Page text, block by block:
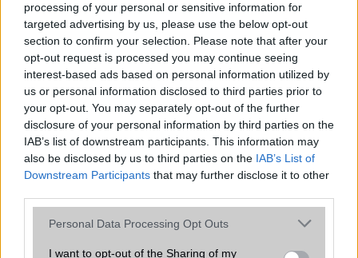
processing of your personal or sensitive information for
targeted advertising by us, please use the below opt-out
section to confirm your selection. Please note that after your
opt-out request is processed you may continue seeing
interest-based ads based on personal information utilized by
us or personal information disclosed to third parties prior to
your opt-out. You may separately opt-out of the further
disclosure of your personal information by third parties on the
IAB’s list of downstream participants. This information may
also be disclosed by us to third parties on the IAB’s List of
Downstream Participants that may further disclose it to other
Please note that this website/app uses one or more Google
not limited to your visit or usage behaviour. You may click to
Personal Data Processing Opt Outs
I want to opt-out of the Sharing of my
Végül azt is fontos tudni, hogy a mobiltelefonok összehasonlítása
során minden felhasználó egyéni preferenciákkal rendelkezik, így a
választásuk eltérhet. Azonban azok, akik számára fontos a nagyobb
kijelző, hosszabb üzemidő, hatékony
MOBILTELEFON MÁRKÁK
Apple
Honor
Huawei